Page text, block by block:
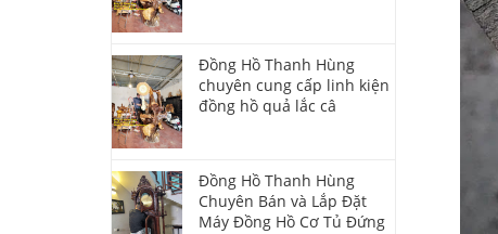
Đồng Hồ Thanh Hùng
chuyên cung cấp linh kiện
đồng hồ quả lắc câ
Đồng Hồ Thanh Hùng
Chuyên Bán và Lắp Đặt
Máy Đồng Hồ Cơ Tủ Đứng